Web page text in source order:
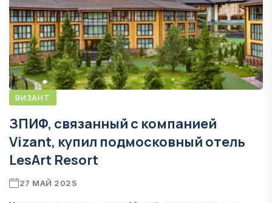
ВИЗАНТ
ЗПИФ, связанный с компанией
Vizant, купил подмосковный отель
LesArt Resort
27 МАЙ 2025